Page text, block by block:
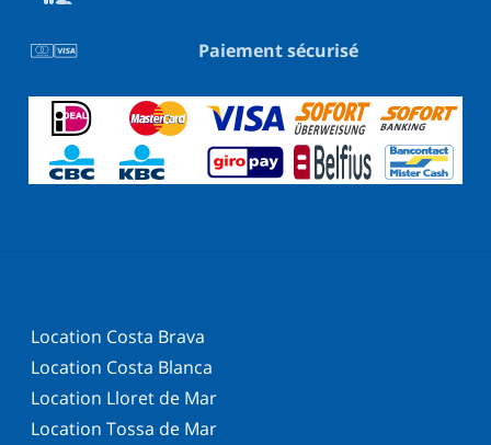
Paiement sécurisé
Location Costa Brava
Location Costa Blanca
Location Lloret de Mar
Location Tossa de Mar